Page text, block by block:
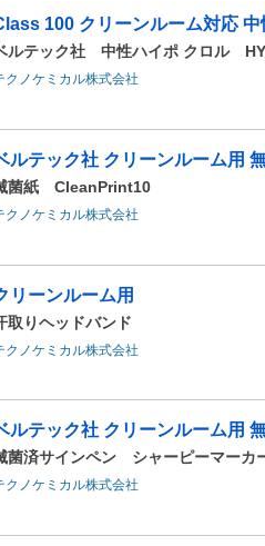
100 クリーンルーム対応
ルテック社 中性ハイポ クロル
クノケミカル株式会社
ルテック社 クリーンルーム用
菌紙 CleanPrint10
クノケミカル株式会社
リーンルーム用
取りヘッドバンド
クノケミカル株式会社
ルテック社 クリーンルーム用
菌済サインペン シャーピーマーカ
クノケミカル株式会社